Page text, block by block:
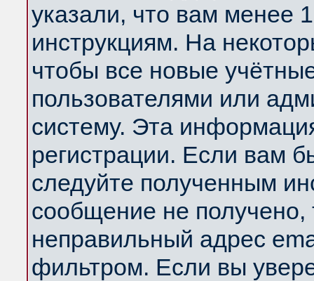
указали, что вам менее
инструкциям. На
чтобы все новые
пользователями или
систему. Эта
регистрации. Если вам
следуйте полученным
сообщение не получено,
неправильный адрес
фильтром. Если вы